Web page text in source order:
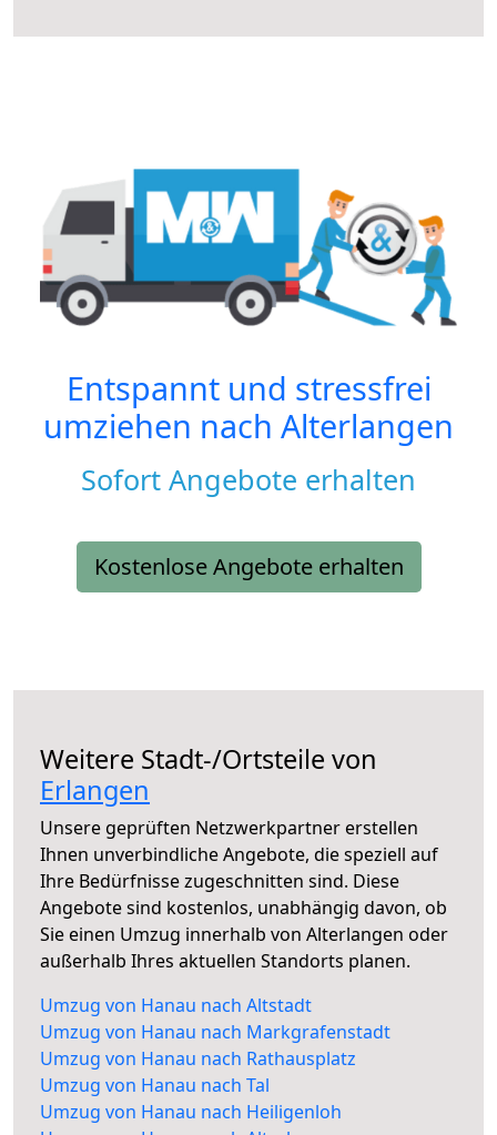
Entspannt und stressfrei
umziehen nach Alterlangen
Sofort Angebote erhalten
Kostenlose Angebote erhalten
Weitere Stadt-/Ortsteile von
Erlangen
Unsere geprüften Netzwerkpartner erstellen
Ihnen unverbindliche Angebote, die speziell auf
Ihre Bedürfnisse zugeschnitten sind. Diese
Angebote sind kostenlos, unabhängig davon, ob
Sie einen Umzug innerhalb von Alterlangen oder
außerhalb Ihres aktuellen Standorts planen.
Umzug von Hanau nach Altstadt
Umzug von Hanau nach Markgrafenstadt
Umzug von Hanau nach Rathausplatz
Umzug von Hanau nach Tal
Umzug von Hanau nach Heiligenloh